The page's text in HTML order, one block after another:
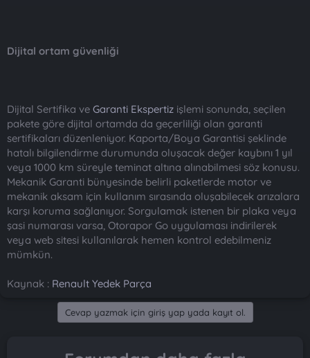
Dijital ortam güvenliği
Dijital Sertifika ve Garanti Ekspertiz işlemi sonunda, seçilen
pakete göre dijital ortamda da geçerliliği olan garanti
sertifikaları düzenleniyor. Kaporta/Boya Garantisi şeklinde
hatalı bilgilendirme durumunda oluşacak değer kaybını 1 yıl
veya 1000 km süreyle teminat altına alınabilmesi söz konusu.
Mekanik Garanti bünyesinde belirli paketlerde motor ve
mekanik aksam için kullanım sırasında oluşabilecek arızalara
karşı koruma sağlanıyor. Sorgulamak istenen bir plaka veya
şasi numarası varsa, Otorapor Go uygulaması indirilerek
veya web sitesi kullanılarak hemen kontrol edebilmeniz
mümkün.
Kaynak : Renault Yedek Parça
Cevap yazmak için giriş yap yada kayıt ol.